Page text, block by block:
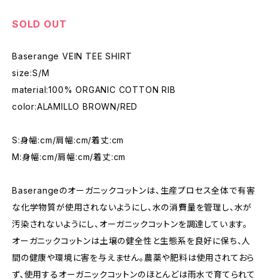
SOLD OUT
Baserange VEIN TEE SHIRT
size:S/M
material:100% ORGANIC COTTON RIB
color:ALAMILLO BROWN/RED
S:身幅:cm/肩幅:cm/着丈:cm
M:身幅:cm/肩幅:cm/着丈:cm
Baserangeのオーガニックコットンは、生産プロセス全体で有害
な化学物質が使用されないようにし、水の消費量を管理し、水が
汚染されないようにし、オーガニックコットンを調達しています。
オーガニックコットンは土壌の健全性と生態系を良好に保ち、人
間の健康や環境に害を与えません。農薬や肥料は使用されておら
ず、使用するオーガニックコットンのほとんどは雨水で育てられて